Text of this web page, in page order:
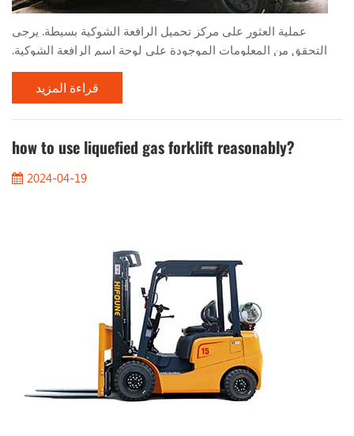
عملية العثور على مركز تحميل الرافعة الشوكية بسيطة. يرجى
التحقق من المعلومات الموجودة على لوحة اسم الرافعة الشوكية.
سيخبرك بما يلي: 1. المسافة من مركز التحميل 2. الصاري العمودي
3. الميل إلى اليمين 4. الارتفاع عندما تقوم بتكديس الأحمال
بالتساوي، مثل المنصات، سيكون مركز الحمولة في منتصف
الحمولة. لذا، بالنسبة لحمولة 1000 مم، سيكون مركز التحميل 500
قراءة المزيد
how to use liquefied gas forklift reasonably?
2024-04-19